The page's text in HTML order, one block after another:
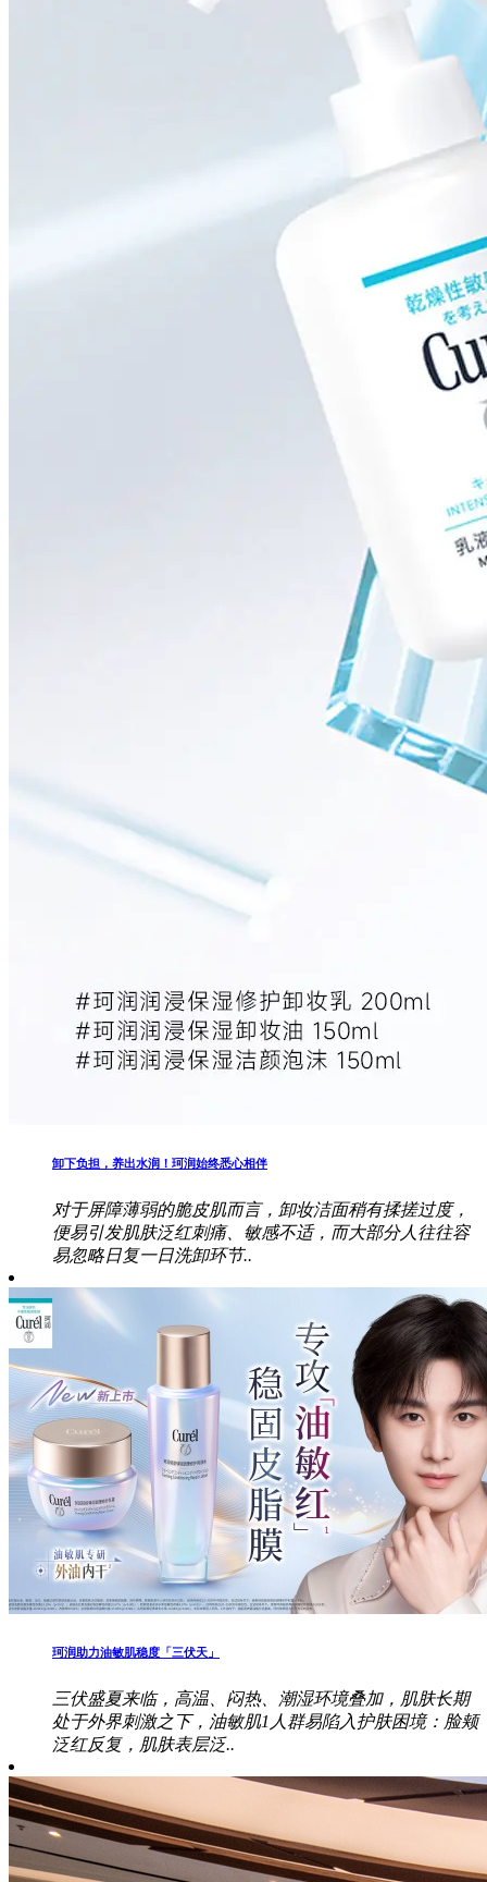
卸下负担，养出水润！珂润始终悉心相伴
对于屏障薄弱的脆皮肌而言，卸妆洁面稍有揉搓过度，
便易引发肌肤泛红刺痛、敏感不适，而大部分人往往容
易忽略日复一日洗卸环节..
珂润助力油敏肌稳度「三伏天」
三伏盛夏来临，高温、闷热、潮湿环境叠加，肌肤长期
处于外界刺激之下，油敏肌1人群易陷入护肤困境：脸颊
泛红反复，肌肤表层泛..